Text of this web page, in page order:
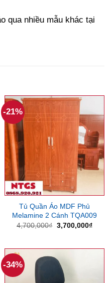
qua nhiều mẫu khác tại
-21%
Tủ Quần Áo MDF Phủ
Melamine 2 Cánh TQA009
4,700,000₫ Giá
3,700,000₫Giá
-34%